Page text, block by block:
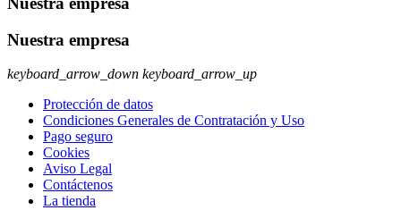
Nuestra empresa
keyboard_arrow_down keyboard_arrow_up
Protección de datos
Condiciones Generales de Contratación y Uso
Pago seguro
Cookies
Aviso Legal
Contáctenos
La tienda